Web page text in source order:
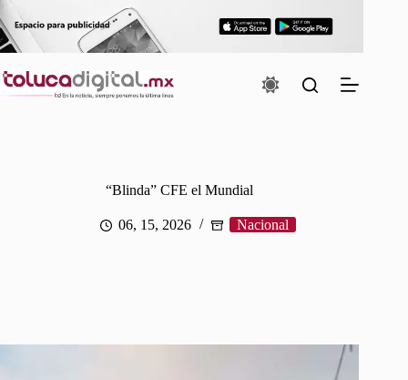
Saltar
al
contenido
“Blinda” CFE el Mundial
06, 15, 2026 Nacional